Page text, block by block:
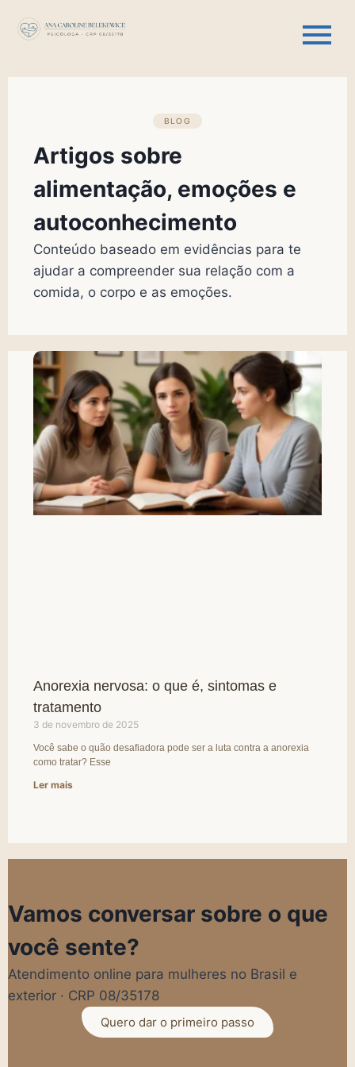
BLOG
Artigos sobre
alimentação, emoções e
autoconhecimento
Conteúdo baseado em evidências para te
ajudar a compreender sua relação com a
comida, o corpo e as emoções.
Anorexia nervosa: o que é, sintomas e
tratamento
3 de novembro de 2025
Você sabe o quão desafiadora pode ser a luta contra a anorexia
como tratar? Esse
Ler mais
Vamos conversar sobre o que
você sente?
Atendimento online para mulheres no Brasil e
exterior · CRP 08/35178
Quero dar o primeiro passo